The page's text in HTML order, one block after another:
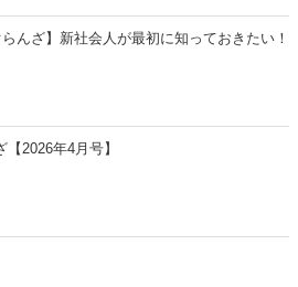
らんざ】新社会人が最初に知っておきたい！
2026年4月号】